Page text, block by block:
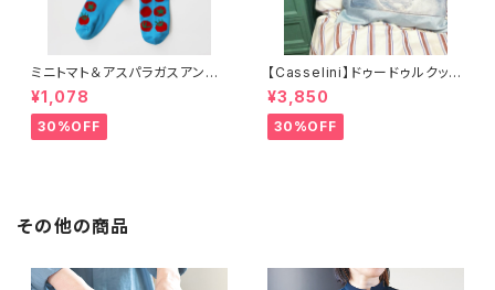
ミニトマト＆アスパラガスアンク
ルソックス 2P
¥1,078
30%OFF
【Casselini】ドゥードゥルクッシ
ョンカバー
¥3,850
30%OFF
その他の商品